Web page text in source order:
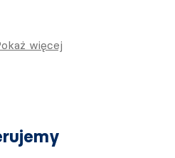
więcej